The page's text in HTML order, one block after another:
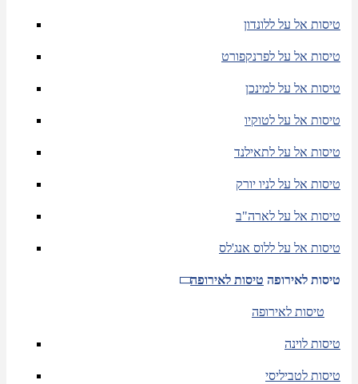
טיסות אל על ללונדון
טיסות אל על לפרנקפורט
טיסות אל על למינכן
טיסות אל על לטוקיו
טיסות אל על לתאילנד
טיסות אל על לניו יורק
טיסות אל על לארה"ב
טיסות אל על ללוס אנג'לס
טיסות לאירופה טיסות לאירופה
טיסות לאירופה
טיסות לוינה
טיסות לטביליסי